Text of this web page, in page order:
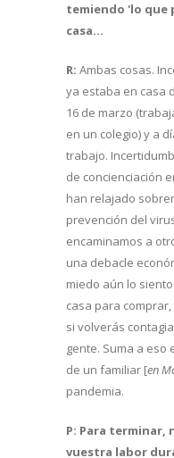
temiendo 'lo que
casa...
R: Ambas cosas.
ya estaba en casa
16 de marzo
en un colegio) y a
trabajo.
de concienciación
han relajado
prevención del
encaminamos a
una debacle
miedo aún lo
casa para
si volverás
gente. Suma a eso
de un familiar [en
pandemia.
P: Para terminar,
vuestra labor